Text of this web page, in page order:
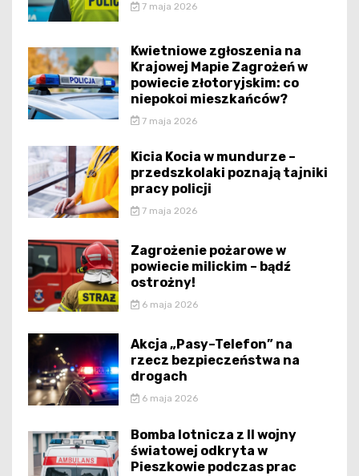
7 maja 2026
Kwietniowe zgłoszenia na
Krajowej Mapie Zagrożeń w
powiecie złotoryjskim: co
niepokoi mieszkańców?
7 maja 2026
Kicia Kocia w mundurze –
przedszkolaki poznają tajniki
pracy policji
7 maja 2026
Zagrożenie pożarowe w
powiecie milickim – bądź
ostrożny!
6 maja 2026
Akcja „Pasy–Telefon” na
rzecz bezpieczeństwa na
drogach
6 maja 2026
Bomba lotnicza z II wojny
światowej odkryta w
Pieszkowie podczas prac